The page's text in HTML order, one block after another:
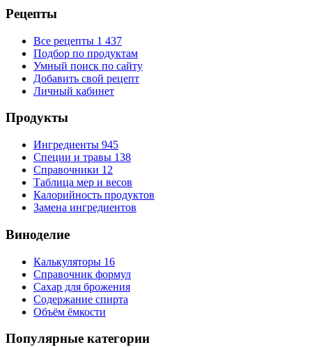
Рецепты
Все рецепты 1 437
Подбор по продуктам
Умный поиск по сайту
Добавить свой рецепт
Личный кабинет
Продукты
Ингредиенты 945
Специи и травы 138
Справочники 12
Таблица мер и весов
Калорийность продуктов
Замена ингредиентов
Виноделие
Калькуляторы 16
Справочник формул
Сахар для брожения
Содержание спирта
Объём ёмкости
Популярные категории